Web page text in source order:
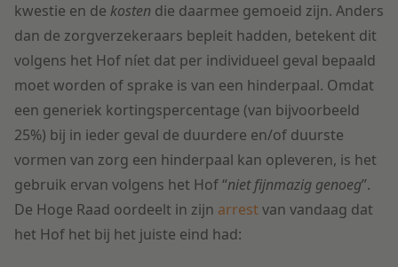
kwestie en de kosten die daarmee gemoeid zijn. Anders
dan de zorgverzekeraars bepleit hadden, betekent dit
volgens het Hof níet dat per individueel geval bepaald
moet worden of sprake is van een hinderpaal. Omdat
een generiek kortingspercentage (van bijvoorbeeld
25%) bij in ieder geval de duurdere en/of duurste
vormen van zorg een hinderpaal kan opleveren, is het
gebruik ervan volgens het Hof “niet fijnmazig genoeg”.
De Hoge Raad oordeelt in zijn arrestvan vandaag dat
het Hof het bij het juiste eind had: